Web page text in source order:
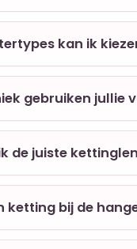
kan ik
gebruiken jullie
de juiste
ketting bij de